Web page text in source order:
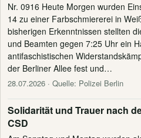
Nr. 0916 Heute Morgen wurden
14 zu einer Farbschmiererei in
bisherigen Erkenntnissen stellten
und Beamten gegen 7:25 Uhr ein
antifaschistischen
der Berliner Allee fest und…
28.07.2026 · Quelle: Polizei Berlin
Solidarität und Trauer nach
CSD